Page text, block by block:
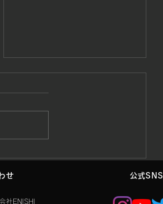
ークラスが開催されます。 14時
はもちろん、慣れてきた方、試合
せ
社ENISHI
​公式SNS